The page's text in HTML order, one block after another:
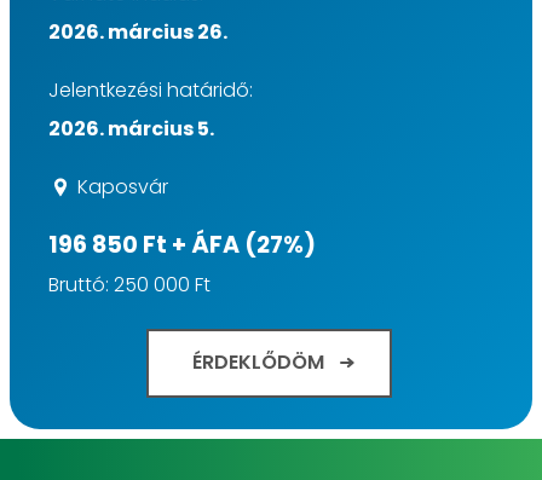
2026. március 26.
Jelentkezési határidő:
2026. március 5.
Kaposvár
196 850 Ft + ÁFA (27%)
Bruttó: 250 000 Ft
ÉRDEKLŐDÖM